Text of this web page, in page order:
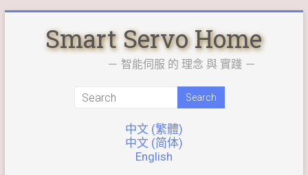
Smart Servo Home
－ 智能伺服 的 理念 與 實踐 －
中文 (繁體)
中文 (简体)
English